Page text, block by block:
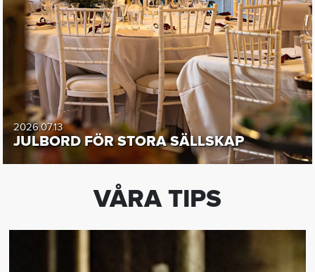
2026.07.13
JULBORD FÖR STORA SÄLLSKAP
VÅRA TIPS